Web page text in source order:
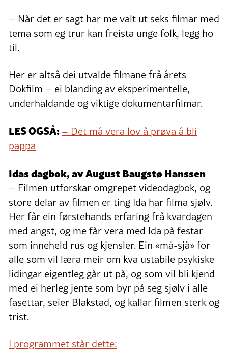
– Når det er sagt har me valt ut seks filmar med
tema som eg trur kan freista unge folk, legg ho
til.
Her er altså dei utvalde filmane frå årets
Dokfilm – ei blanding av eksperimentelle,
underhaldande og viktige dokumentarfilmar.
LES OGSÅ:– Det må vera lov å prøva å bli
pappa
Idas dagbok, av August Baugstø Hanssen
– Filmen utforskar omgrepet videodagbok, og
store delar av filmen er ting Ida har filma sjølv.
Her får ein førstehands erfaring frå kvardagen
med angst, og me får vera med Ida på festar
som inneheld rus og kjensler. Ein «må-sjå» for
alle som vil læra meir om kva ustabile psykiske
lidingar eigentleg går ut på, og som vil bli kjend
med ei herleg jente som byr på seg sjølv i alle
fasettar, seier Blakstad, og kallar filmen sterk og
trist.
I programmet står dette: